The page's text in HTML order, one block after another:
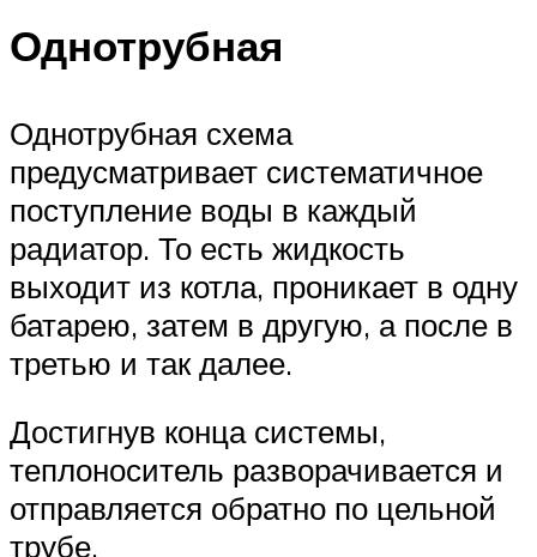
Однотрубная
Однотрубная схема
предусматривает систематичное
поступление воды в каждый
радиатор. То есть жидкость
выходит из котла, проникает в одну
батарею, затем в другую, а после в
третью и так далее.
Достигнув конца системы,
теплоноситель разворачивается и
отправляется обратно по цельной
трубе.